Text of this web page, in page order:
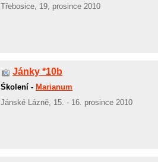
Třebosice, 19, prosince 2010
Jánky *10b
Śkolení - Marianum
Jánské Lázně, 15. - 16. prosince 2010